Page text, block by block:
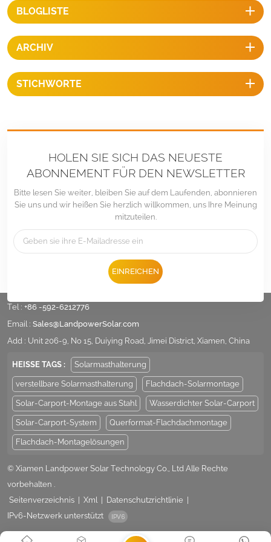
(Fest)Gebäude höhe：20 mMaximale Windgeschwindigkeit：
BLOGLISTE
ARCHIV
STICHWORTE
HOLEN SIE SICH DAS NEUESTE
ABONNEMENT FÜR DEN NEWSLETTER
Bitte lesen Sie weiter, bleiben Sie auf dem Laufenden, abonnieren
Sie uns und wir heißen Sie herzlich willkommen, uns Ihre Meinung
mitzuteilen.
EINREICHEN
Tel : +86 -592-6212776
Email : Sales@LandpowerSolar.com
Add : Unit 206-9, No 15, Duiying Road, Jimei District, Xiamen, China
HEISSE TAGS : Solarmasthalterung
verstellbare Solarmasthalterung Flachdach-Solarmontage
Solar-Carport-Montage aus Stahl Wasserdichter Solar-Carport
Solar-Carport-System Querformat-Flachdachmontage
Flachdach-Montagelösungen
© Xiamen Landpower Solar Technology Co., Ltd Alle Rechte
vorbehalten .
Seitenverzeichnis
Xml Datenschutzrichtlinie
IPv6-Netzwerk unterstützt